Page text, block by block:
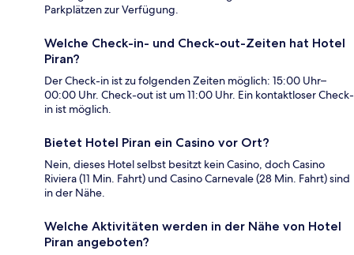
Parkplätzen zur Verfügung.
Welche Check-in- und Check-out-Zeiten hat Hotel
Piran?
Der Check-in ist zu folgenden Zeiten möglich: 15:00 Uhr–
00:00 Uhr. Check-out ist um 11:00 Uhr. Ein kontaktloser Check-
in ist möglich.
Bietet Hotel Piran ein Casino vor Ort?
Nein, dieses Hotel selbst besitzt kein Casino, doch Casino
Riviera (11 Min. Fahrt) und Casino Carnevale (28 Min. Fahrt) sind
in der Nähe.
Welche Aktivitäten werden in der Nähe von Hotel
Piran angeboten?